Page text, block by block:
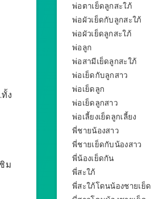
ง
ม
พ่อตาเย็ดลูกสะใภ้
พ่อผัวเย็ดกับลูกสะใภ้
พ่อผัวเย็ดลูกสะใภ้
พ่อลูก
พ่อสามีเย็ดลูกสะใภ้
พ่อเย็ดกับลูกสาว
พ่อเย็ดลูก
พ่อเย็ดลูกสาว
พ่อเลี้ยงเย็ดลูกเลี้ยง
พี่ชายน้องสาว
พี่ชายเย็ดกับน้องสาว
พี่น้องเย็ดกัน
พี่สะใภ้
พี่สะใภ้โดนน้องชายเย็ด